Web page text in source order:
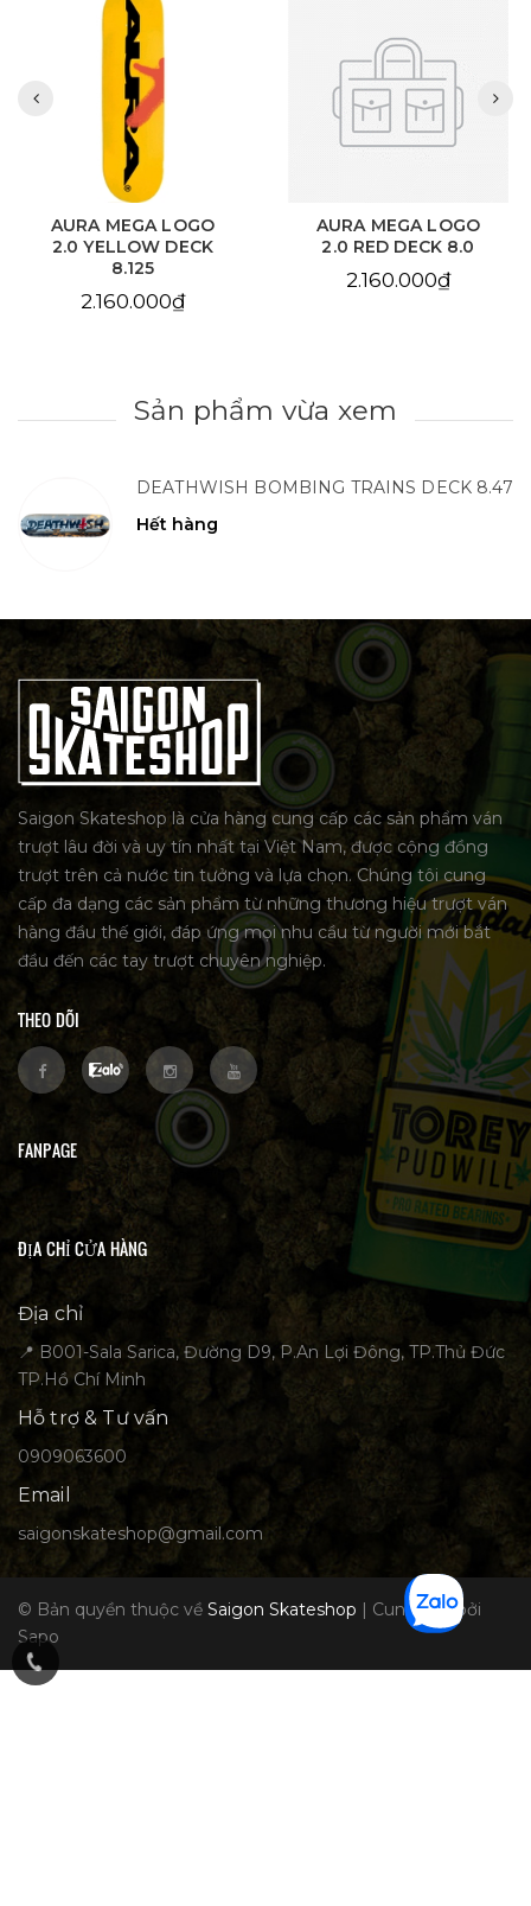
AURA MEGA LOGO
2.0 YELLOW DECK
8.125
2.160.000₫
AURA MEGA LOGO
2.0 RED DECK 8.0
2.160.000₫
Sản phẩm vừa xem
DEATHWISH BOMBING TRAINS DECK 8.47
Hết hàng
Saigon Skateshop là cửa hàng cung cấp các sản phẩm ván
trượt lâu đời và uy tín nhất tại Việt Nam, được cộng đồng
trượt trên cả nước tin tưởng và lựa chọn. Chúng tôi cung
cấp đa dạng các sản phẩm từ những thương hiệu trượt ván
hàng đầu thế giới, đáp ứng mọi nhu cầu từ người mới bắt
đầu đến các tay trượt chuyên nghiệp.
THEO DÕI
FANPAGE
ĐỊA CHỈ CỬA HÀNG
Địa chỉ
📍 B001-Sala Sarica, Đường D9, P.An Lợi Đông, TP.Thủ Đức
TP.Hồ Chí Minh
Hỗ trợ & Tư vấn
0909063600
Email
saigonskateshop@gmail.com
© Bản quyền thuộc về Saigon Skateshop | Cung cấp bởi
Sapo